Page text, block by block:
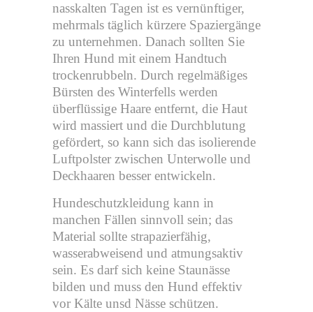
nasskalten Tagen ist es vernünftiger,
mehrmals täglich kürzere Spaziergänge
zu unternehmen. Danach sollten Sie
Ihren Hund mit einem Handtuch
trockenrubbeln. Durch regelmäßiges
Bürsten des Winterfells werden
überflüssige Haare entfernt, die Haut
wird massiert und die Durchblutung
gefördert, so kann sich das isolierende
Luftpolster zwischen Unterwolle und
Deckhaaren besser entwickeln.
Hundeschutzkleidung kann in
manchen Fällen sinnvoll sein; das
Material sollte strapazierfähig,
wasserabweisend und atmungsaktiv
sein. Es darf sich keine Staunässe
bilden und muss den Hund effektiv
vor Kälte unsd Nässe schützen.